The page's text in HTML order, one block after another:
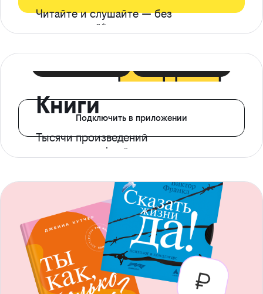
Читайте и слушайте — без
ограничений*
Книги
Тысячи произведений
с доступом офлайн
Подключить в приложении